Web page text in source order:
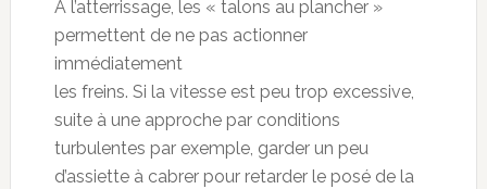
À l’atterrissage, les « talons au plancher »
permettent de ne pas actionner
immédiatement
les freins. Si la vitesse est peu trop excessive,
suite à une approche par conditions
turbulentes par exemple, garder un peu
d’assiette à cabrer pour retarder le posé de la